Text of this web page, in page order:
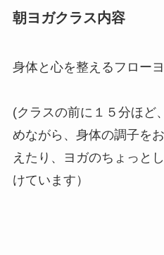
朝ヨガクラス内容
身体と心を整えるフロー
(クラスの前に１５分ほど
めながら、身体の調子を
えたり、ヨガのちょっと
けています）